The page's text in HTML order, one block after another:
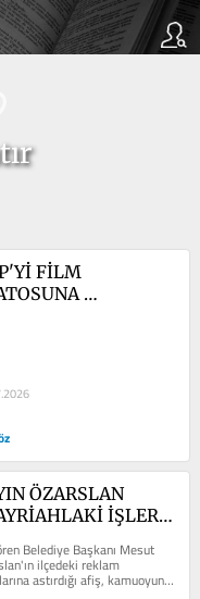
FİLM
ÖZARSLAN
İŞLER”
Belediye Başkanı Mesut
ilçedeki reklam
astırdığı afiş, kamuoyunda